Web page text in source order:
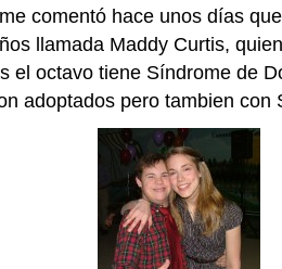
comentó hace unos días
llamada Maddy Curtis,
el octavo tiene Síndrome de
adoptados pero tambien con